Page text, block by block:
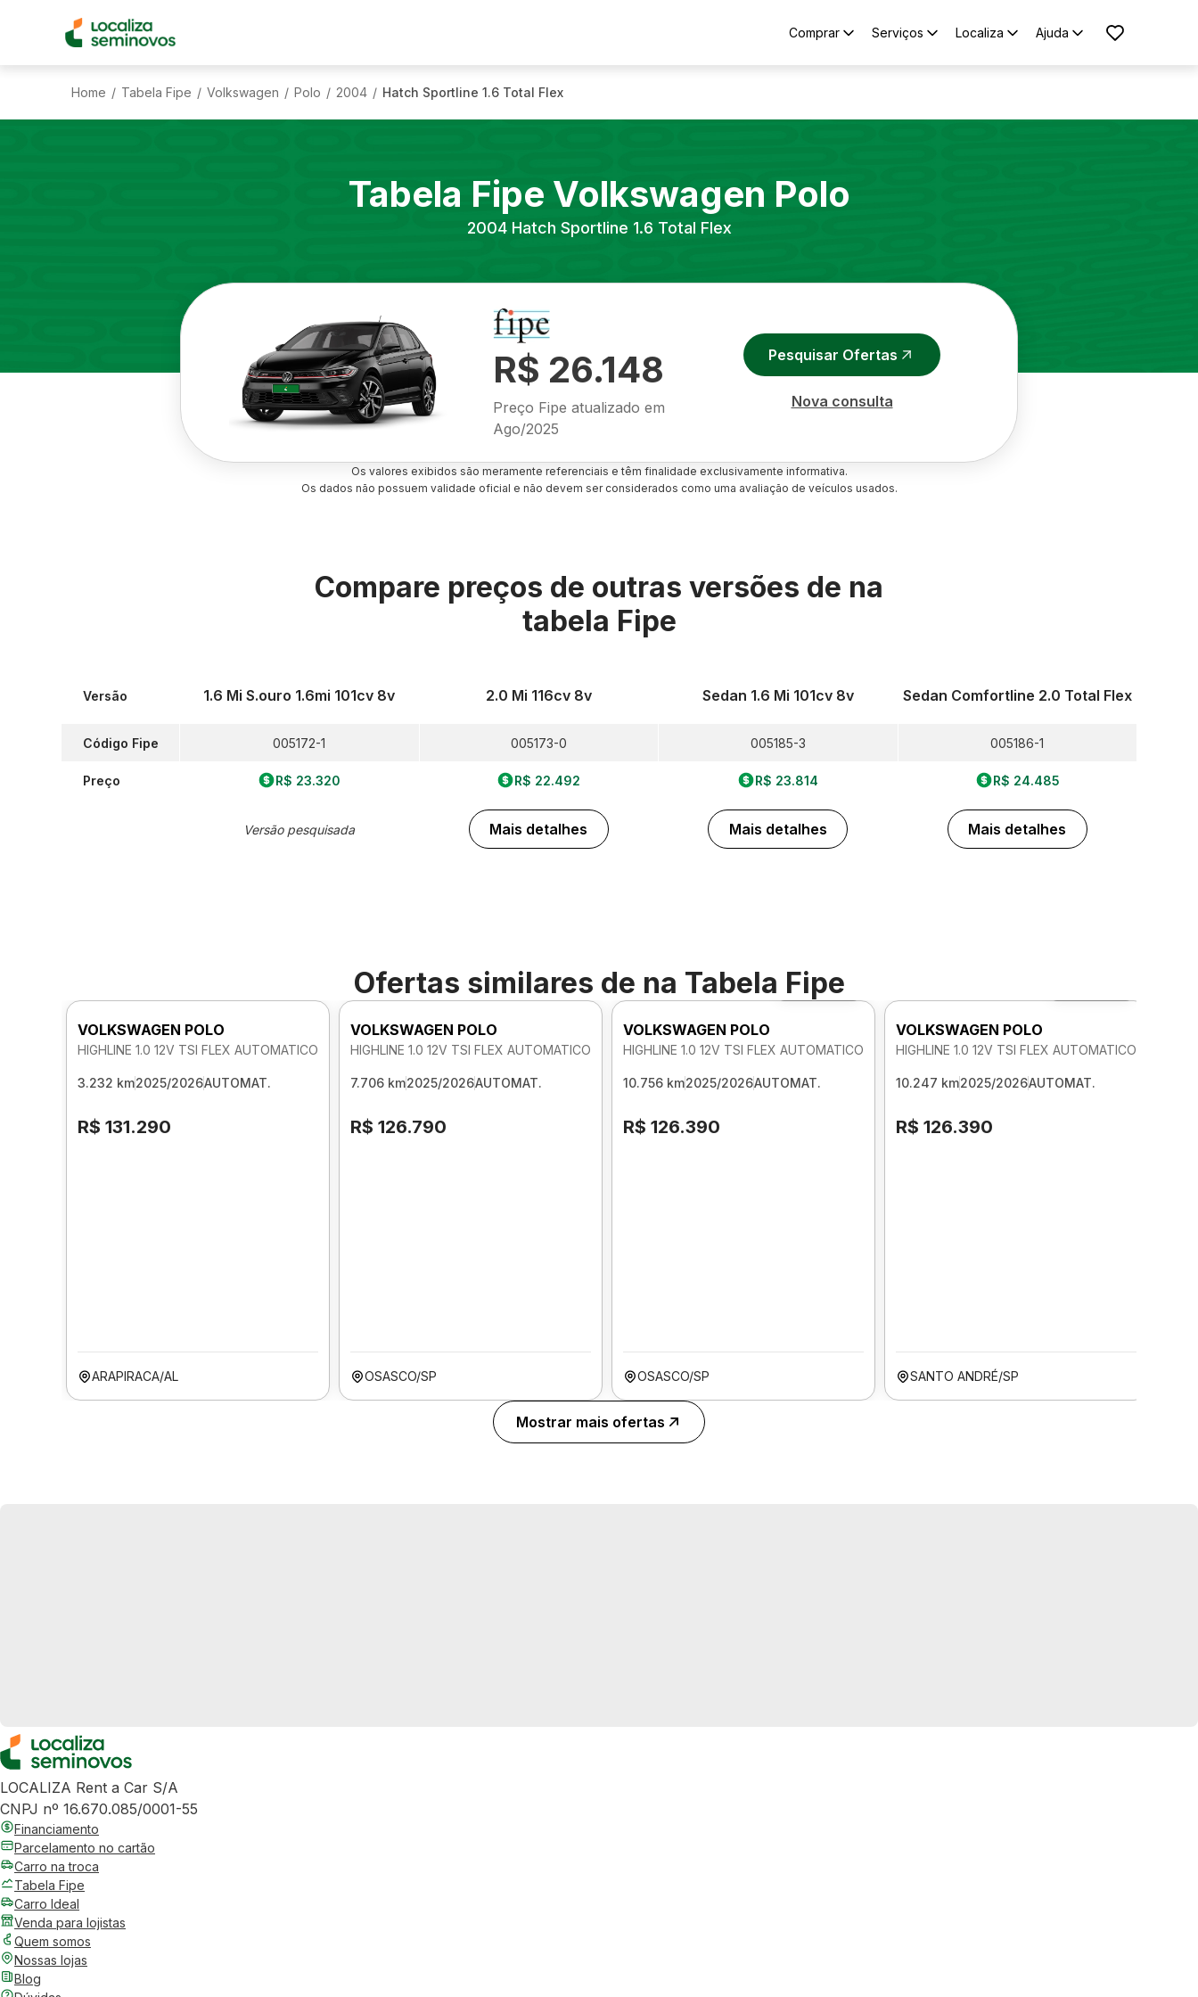
Comprar Serviços Localiza Ajuda
Home / Tabela Fipe / Volkswagen / Polo / 2004 / Hatch Sportline 1.6 Total Flex
Tabela Fipe Volkswagen Polo
2004 Hatch Sportline 1.6 Total Flex
R$ 26.148
Preço Fipe atualizado em
Ago/2025
Pesquisar Ofertas
Nova consulta
Os valores exibidos são meramente referenciais e têm finalidade exclusivamente informativa.
Os dados não possuem validade oficial e não devem ser considerados como uma avaliação de veículos usados.
Compare preços de outras versões de na
tabela Fipe
Versão
Código Fipe
Preço
1.6 Mi S.ouro 1.6mi 101cv 8v
005172-1
R$ 23.320
Versão pesquisada
2.0 Mi 116cv 8v
005173-0
R$ 22.492
Mais detalhes
Sedan 1.6 Mi 101cv 8v
005185-3
R$ 23.814
Mais detalhes
Sedan Comfortline 2.0 Total Flex
005186-1
R$ 24.485
Mais detalhes
Ofertas similares de na Tabela Fipe
VOLKSWAGEN POLO
HIGHLINE 1.0 12V TSI FLEX AUTOMATICO
3.232 km2025/2026AUTOMAT.
R$ 131.290
ARAPIRACA/AL
VOLKSWAGEN POLO
HIGHLINE 1.0 12V TSI FLEX AUTOMATICO
7.706 km2025/2026AUTOMAT.
R$ 126.790
OSASCO/SP
Foto 360º
VOLKSWAGEN POLO
HIGHLINE 1.0 12V TSI FLEX AUTOMATICO
10.756 km2025/2026AUTOMAT.
R$ 126.390
OSASCO/SP
VOLKSWAGEN POLO
HIGHLINE 1.0 12V TSI FLEX AUTOMATICO
10.247 km2025/2026AUTOMAT.
R$ 126.390
SANTO ANDRÉ/SP
Mostrar mais ofertas
LOCALIZA Rent a Car S/A
CNPJ nº 16.670.085/0001-55
Financiamento
Parcelamento no cartão
Carro na troca
Tabela Fipe
Carro Ideal
Venda para lojistas
Quem somos
Nossas lojas
Blog